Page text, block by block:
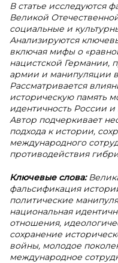
В статье исследуются
Великой
социальные и
Анализируются
включая мифы о
нацистской Германии,
армии и манипуляции
Рассматривается
историческую память
идентичность России
Автор подчеркивает
подхода к истории,
международного
противодействия
Ключевые слова:
фальсификация
политические
национальная
отношения,
сохранение
войны, молодое
международное